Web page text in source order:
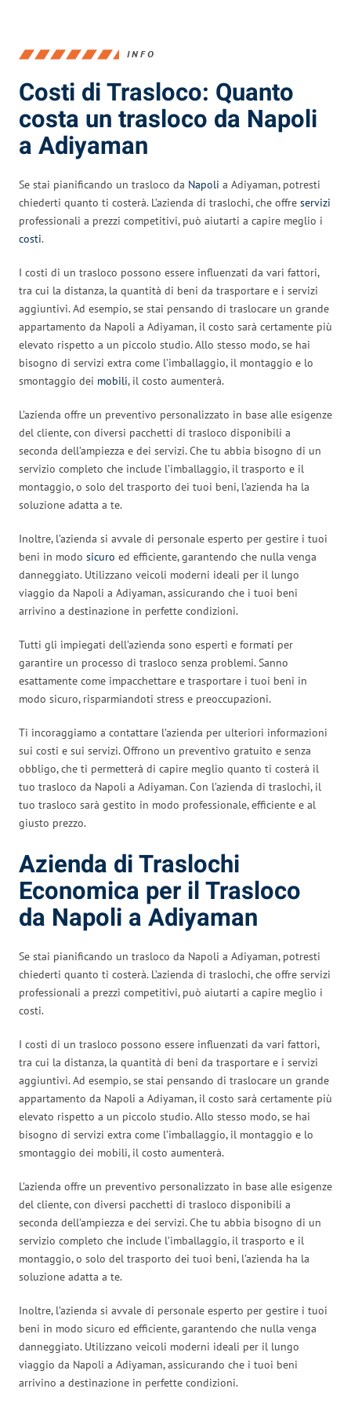
INFO
Costi di Trasloco: Quanto
costa un trasloco da Napoli
a Adiyaman
Se stai pianificando un trasloco da Napoli a Adiyaman, potresti
chiederti quanto ti costerà. L’azienda di traslochi, che offre servizi
professionali a prezzi competitivi, può aiutarti a capire meglio i
costi.
I costi di un trasloco possono essere influenzati da vari fattori,
tra cui la distanza, la quantità di beni da trasportare e i servizi
aggiuntivi. Ad esempio, se stai pensando di traslocare un grande
appartamento da Napoli a Adiyaman, il costo sarà certamente più
elevato rispetto a un piccolo studio. Allo stesso modo, se hai
bisogno di servizi extra come l’imballaggio, il montaggio e lo
smontaggio dei mobili, il costo aumenterà.
L’azienda offre un preventivo personalizzato in base alle esigenze
del cliente, con diversi pacchetti di trasloco disponibili a
seconda dell’ampiezza e dei servizi. Che tu abbia bisogno di un
servizio completo che include l’imballaggio, il trasporto e il
montaggio, o solo del trasporto dei tuoi beni, l’azienda ha la
soluzione adatta a te.
Inoltre, l’azienda si avvale di personale esperto per gestire i tuoi
beni in modo sicuro ed efficiente, garantendo che nulla venga
danneggiato. Utilizzano veicoli moderni ideali per il lungo
viaggio da Napoli a Adiyaman, assicurando che i tuoi beni
arrivino a destinazione in perfette condizioni.
Tutti gli impiegati dell’azienda sono esperti e formati per
garantire un processo di trasloco senza problemi. Sanno
esattamente come impacchettare e trasportare i tuoi beni in
modo sicuro, risparmiandoti stress e preoccupazioni.
Ti incoraggiamo a contattare l’azienda per ulteriori informazioni
sui costi e sui servizi. Offrono un preventivo gratuito e senza
obbligo, che ti permetterà di capire meglio quanto ti costerà il
tuo trasloco da Napoli a Adiyaman. Con l’azienda di traslochi, il
tuo trasloco sarà gestito in modo professionale, efficiente e al
giusto prezzo.
Azienda di Traslochi
Economica per il Trasloco
da Napoli a Adiyaman
Se stai pianificando un trasloco da Napoli a Adiyaman, potresti
chiederti quanto ti costerà. L’azienda di traslochi, che offre servizi
professionali a prezzi competitivi, può aiutarti a capire meglio i
costi.
I costi di un trasloco possono essere influenzati da vari fattori,
tra cui la distanza, la quantità di beni da trasportare e i servizi
aggiuntivi. Ad esempio, se stai pensando di traslocare un grande
appartamento da Napoli a Adiyaman, il costo sarà certamente più
elevato rispetto a un piccolo studio. Allo stesso modo, se hai
bisogno di servizi extra come l’imballaggio, il montaggio e lo
smontaggio dei mobili, il costo aumenterà.
L’azienda offre un preventivo personalizzato in base alle esigenze
del cliente, con diversi pacchetti di trasloco disponibili a
seconda dell’ampiezza e dei servizi. Che tu abbia bisogno di un
servizio completo che include l’imballaggio, il trasporto e il
montaggio, o solo del trasporto dei tuoi beni, l’azienda ha la
soluzione adatta a te.
Inoltre, l’azienda si avvale di personale esperto per gestire i tuoi
beni in modo sicuro ed efficiente, garantendo che nulla venga
danneggiato. Utilizzano veicoli moderni ideali per il lungo
viaggio da Napoli a Adiyaman, assicurando che i tuoi beni
arrivino a destinazione in perfette condizioni.